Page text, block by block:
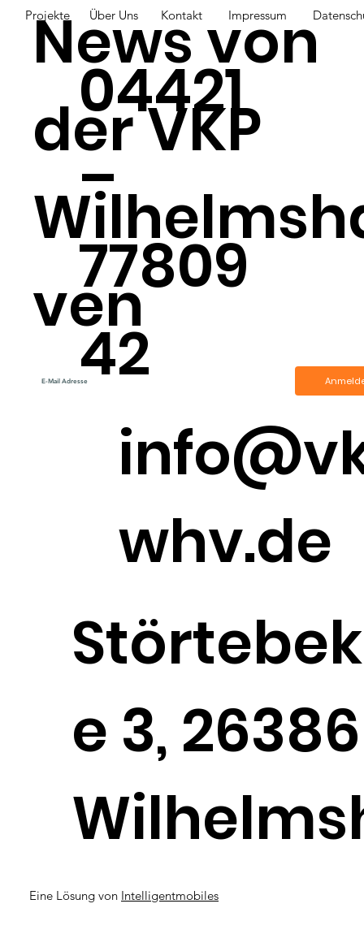
News von
der VKP
ven
Eine Lösung von Intelligentmobiles
Projekte Über Uns Kontakt Impressum
04421
–
77809
42
whv.de
e 3, 26386